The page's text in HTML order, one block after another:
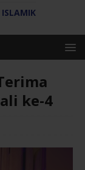
ke-4